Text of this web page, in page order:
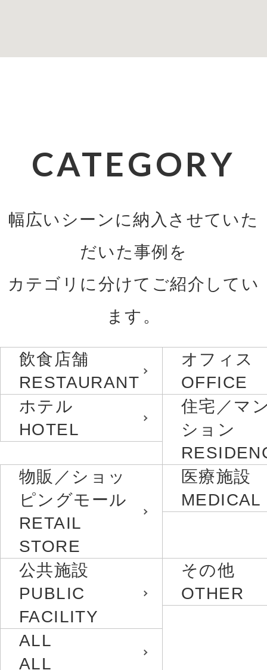
CATEGORY
幅広いシーンに納入させていた
だいた事例を
カテゴリに分けてご紹介してい
ます。
飲食店舗
RESTAURANT
オフィス
OFFICE
ホテル
HOTEL
住宅／マ
ション
物販／ショッ
ピングモール
RETAIL
STORE
医療施設
MEDICAL
公共施設
PUBLIC
FACILITY
その他
OTHER
ALL
ALL